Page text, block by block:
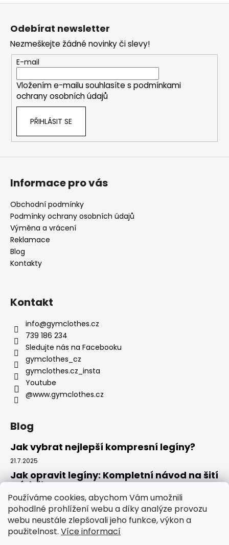
Používáme cookies, abychom Vám umožnili
pohodlné prohlížení webu a díky analýze provozu
webu neustále zlepšovali jeho funkce, výkon a
použitelnost. Více informací
Z
Odebírat newsletter
Nezmeškejte žádné novinky či slevy!
E-mail
Vložením e-mailu souhlasíte s podmínkami
ochrany osobních údajů
PŘIHLÁSIT SE
Informace pro vás
Obchodní podmínky
Podmínky ochrany osobních údajů
Výměna a vrácení
Reklamace
Blog
Kontakty
Kontakt
info@gymclothes.cz
739 186 234
Sledujte nás na Facebooku
gymclothes_cz
gymclothes.cz_insta
Youtube
@www.gymclothes.cz
Blog
Jak vybrat nejlepší kompresní legíny?
21.7.2025
Jak opravit legíny: Kompletní návod na šití
a údržbu
14.7.2025
Kde koupit legíny: Komplexní návod pro
tento rok
4.7.2025